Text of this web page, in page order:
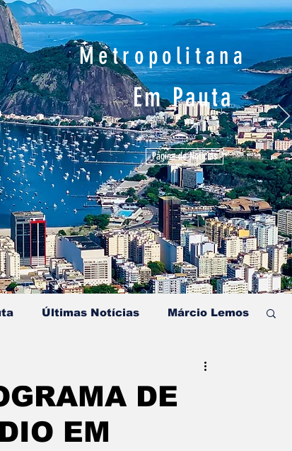
Últimas Notícias Márcio Lemos
Barra Mansa
DE
EM
Metropolitana
Em Pauta
Página de Notícias